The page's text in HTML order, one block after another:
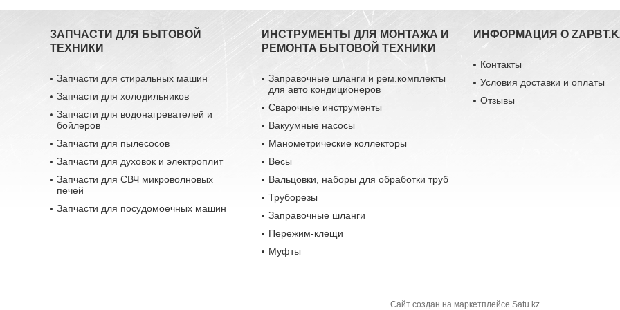
ЗАПЧАСТИ ДЛЯ БЫТОВОЙ
ТЕХНИКИ
Запчасти для стиральных машин
Запчасти для холодильников
Запчасти для водонагревателей и
бойлеров
Запчасти для пылесосов
Запчасти для духовок и электроплит
Запчасти для СВЧ микроволновых
печей
Запчасти для посудомоечных машин
ИНСТРУМЕНТЫ ДЛЯ МОНТАЖА И
РЕМОНТА БЫТОВОЙ ТЕХНИКИ
Заправочные шланги и рем.комплекты
для авто кондиционеров
Сварочные инструменты
Вакуумные насосы
Манометрические коллекторы
Весы
Вальцовки, наборы для обработки труб
Труборезы
Заправочные шланги
Пережим-клещи
Муфты
ИНФОРМАЦИЯ О
Контакты
Условия доставки и оплаты
Отзывы
Сайт создан на маркетплейсе Satu.kz